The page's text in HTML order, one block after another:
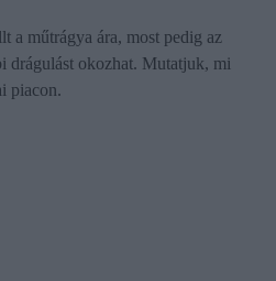
a műtrágya ára, most pedig az
drágulást okozhat. Mutatjuk, mi
piacon.